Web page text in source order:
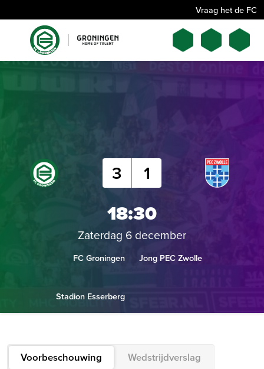
Vraag het de FC
FC Groningen
3 1
18:30
Zaterdag 6 december
Jong PEC Zwolle
Stadion Esserberg
Voorbeschouwing Wedstrijdverslag